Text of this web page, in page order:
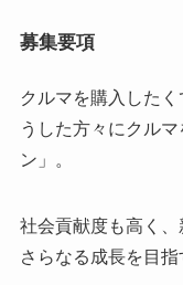
募集要項
クルマを購入した
うした方々にクル
ン」。
社会貢献度も高く、
さらなる成長を目